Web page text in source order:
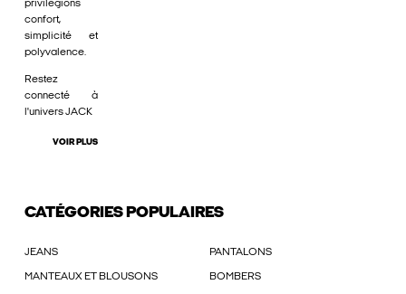
privilégions
confort,
simplicité et
polyvalence.
Restez
connecté à
l'univers JACK
VOIR PLUS
CATÉGORIES POPULAIRES
JEANS PANTALONS
MANTEAUX ET BLOUSONS BOMBERS